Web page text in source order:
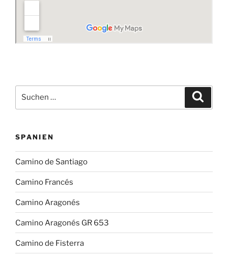
nach:
SPANIEN
Camino de Santiago
Camino Francés
Camino Aragonés
Camino Aragonés GR 653
Camino de Fisterra